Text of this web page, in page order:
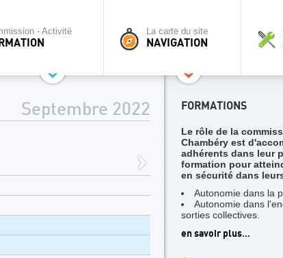
- Activité La carte du site
NAVIGATION
Septembre 2022 FORMATIONS
Le rôle de la
Chambéry est
adhérents dans leur
formation pour
en sécurité dans
Autonomie dans la
Autonomie dans
sorties collectives.
en savoir plus...